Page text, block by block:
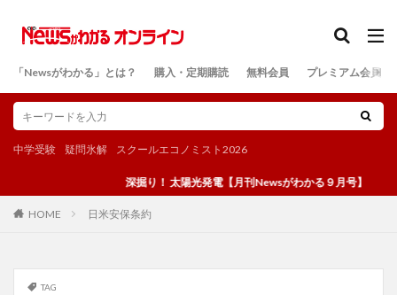
「Newsがわかる」とは？ 購入・定期購読 無料会員 プレミアム会員
中学受験 疑問氷解 スクールエコノミスト2026
深掘り！ 太陽光発電【月刊Newsがわかる９月号】
HOME 日米安保条約
TAG
検索